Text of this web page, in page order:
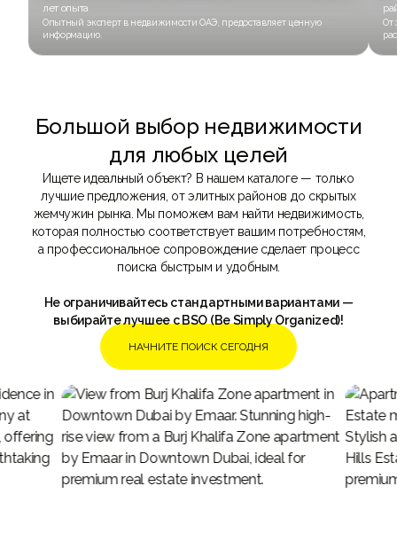
лет опыта
Опытный эксперт в недвижимости ОАЭ, предоставляет ценную
информацию.
От
Большой выбор недвижимости
для любых целей
Ищете идеальный объект? В нашем каталоге — только
лучшие предложения, от элитных районов до скрытых
жемчужин рынка. Мы поможем вам найти недвижимость,
которая полностью соответствует вашим потребностям,
а профессиональное сопровождение сделает процесс
поиска быстрым и удобным.
Не ограничивайтесь стандартными вариантами —
выбирайте лучшее с BSO (Be Simply Organized)!
НАЧНИТЕ ПОИСК СЕГОДНЯ